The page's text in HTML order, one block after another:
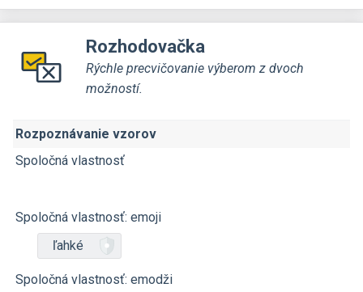
Rozhodovačka
Rýchle precvičovanie výberom z dvoch
možností.
Rozpoznávanie vzorov
Spoločná vlastnosť
Spoločná vlastnosť: emoji
ľahké
Spoločná vlastnosť: emodži